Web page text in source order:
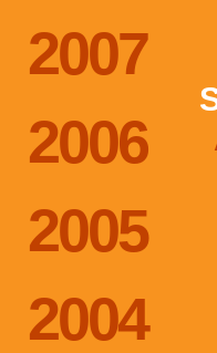
2007
2006
2005
2004